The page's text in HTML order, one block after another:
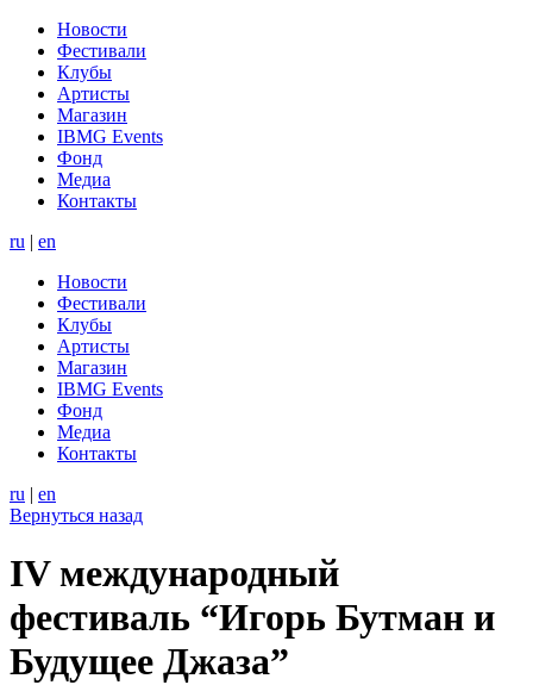
Новости
Фестивали
Клубы
Артисты
Магазин
IBMG Events
Фонд
Медиа
Контакты
ru | en
Новости
Фестивали
Клубы
Артисты
Магазин
IBMG Events
Фонд
Медиа
Контакты
ru | en
Вернуться назад
IV международный
фестиваль “Игорь Бутман и
Будущее Джаза”